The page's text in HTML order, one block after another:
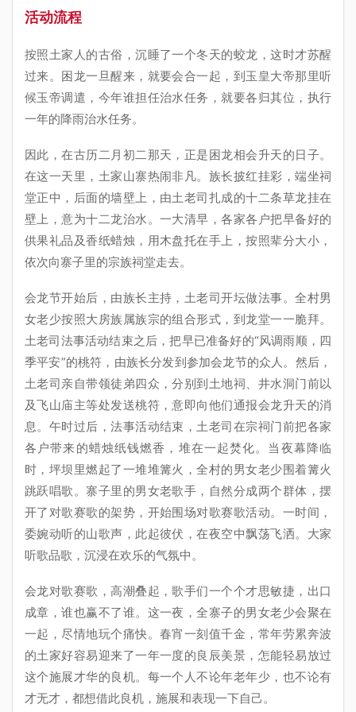
活动流程
按照土家人的古俗，沉睡了一个冬天的蛟龙，这时才苏醒
过来。困龙一旦醒来，就要会合一起，到玉皇大帝那里听
候玉帝调遣，今年谁担任治水任务，就要各归其位，执行
一年的降雨治水任务。
因此，在古历二月初二那天，正是困龙相会升天的日子。
在这一天里，土家山寨热闹非凡。族长披红挂彩，端坐祠
堂正中，后面的墙壁上，由土老司扎成的十二条草龙挂在
壁上，意为十二龙治水。一大清早，各家各户把早备好的
供果礼品及香纸蜡烛，用木盘托在手上，按照辈分大小，
依次向寨子里的宗族祠堂走去。
会龙节开始后，由族长主持，土老司开坛做法事。全村男
女老少按照大房族属族宗的组合形式，到龙堂一一脆拜。
土老司法事活动结束之后，把早已准备好的“风调雨顺，四
季平安”的桃符，由族长分发到参加会龙节的众人。然后，
土老司亲自带领徒弟四众，分别到土地祠、井水洞门前以
及飞山庙主等处发送桃符，意即向他们通报会龙升天的消
息。午时过后，法事活动结束，土老司在宗祠门前把各家
各户带来的蜡烛纸钱燃香，堆在一起焚化。当夜幕降临
时，坪坝里燃起了一堆堆篝火，全村的男女老少围着篝火
跳跃唱歌。寨子里的男女老歌手，自然分成两个群体，摆
开了对歌赛歌的架势，开始围场对歌赛歌活动。一时间，
委婉动听的山歌声，此起彼伏，在夜空中飘荡飞洒。大家
听歌品歌，沉浸在欢乐的气氛中。
会龙对歌赛歌，高潮叠起，歌手们一个个才思敏捷，出口
成章，谁也赢不了谁。这一夜，全寨子的男女老少会聚在
一起，尽情地玩个痛快。春宵一刻值千金，常年劳累奔波
的土家好容易迎来了一年一度的良辰美景，怎能轻易放过
这个施展才华的良机。每一个人不论年老年少，也不论有
才无才，都想借此良机，施展和表现一下自己。